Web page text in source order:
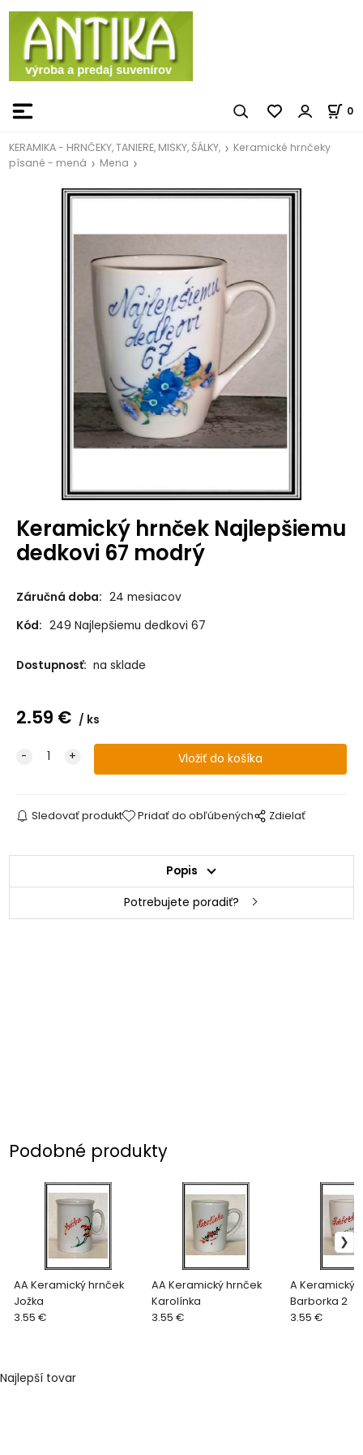
0
KERAMIKA - HRNČEKY, TANIERE, MISKY, ŠÁLKY,
Keramické hrnčeky
písané - mená
Mena
Keramický hrnček Najlepšiemu
dedkovi 67 modrý
Záručná doba: 24 mesiacov
Kód: 249 Najlepšiemu dedkovi 67
Dostupnosť: na sklade
2.59 € ks
Sledovať produkt Pridať do obľúbených Zdielať
Popis
Potrebujete poradiť?
Podobné produkty
AA Keramický hrnček
Jožka
3.55 €
AA Keramický hrnček
Karolínka
3.55 €
A Keramický
Barborka 2
3.55 €
Najlepší tovar